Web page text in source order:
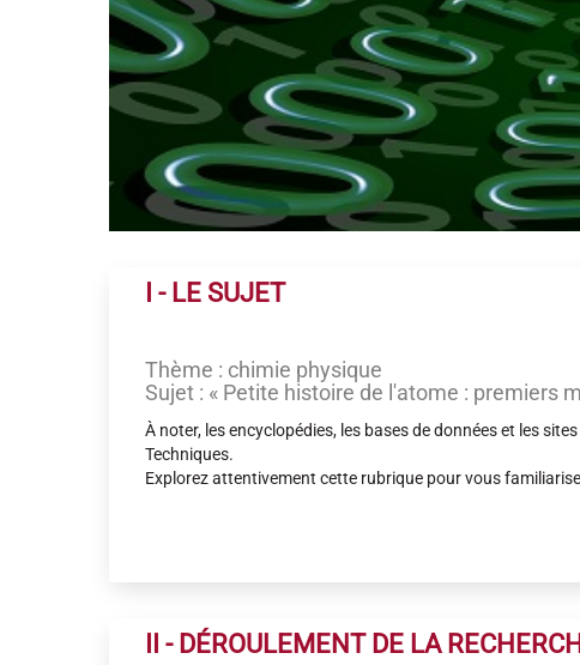
I - LE SUJET
Thème : chimie physique
Sujet : « Petite histoire de l'atome : premiers
À noter, les encyclopédies, les bases de données et les
Techniques.
Explorez attentivement cette rubrique pour vous
II - DÉROULEMENT DE LA